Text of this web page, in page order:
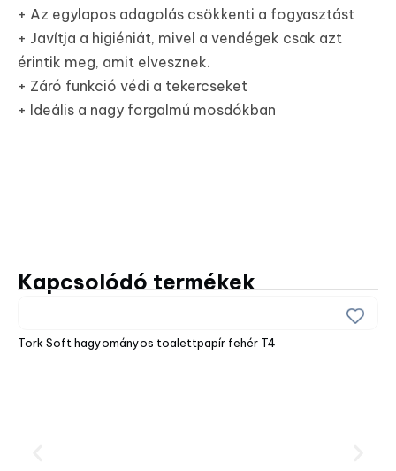
+ Az egylapos adagolás csökkenti a fogyasztást
+ Javítja a higiéniát, mivel a vendégek csak azt
érintik meg, amit elvesznek.
+ Záró funkció védi a tekercseket
+ Ideális a nagy forgalmú mosdókban
Kapcsolódó termékek
Tork Soft hagyományos toalettpapír fehér T4